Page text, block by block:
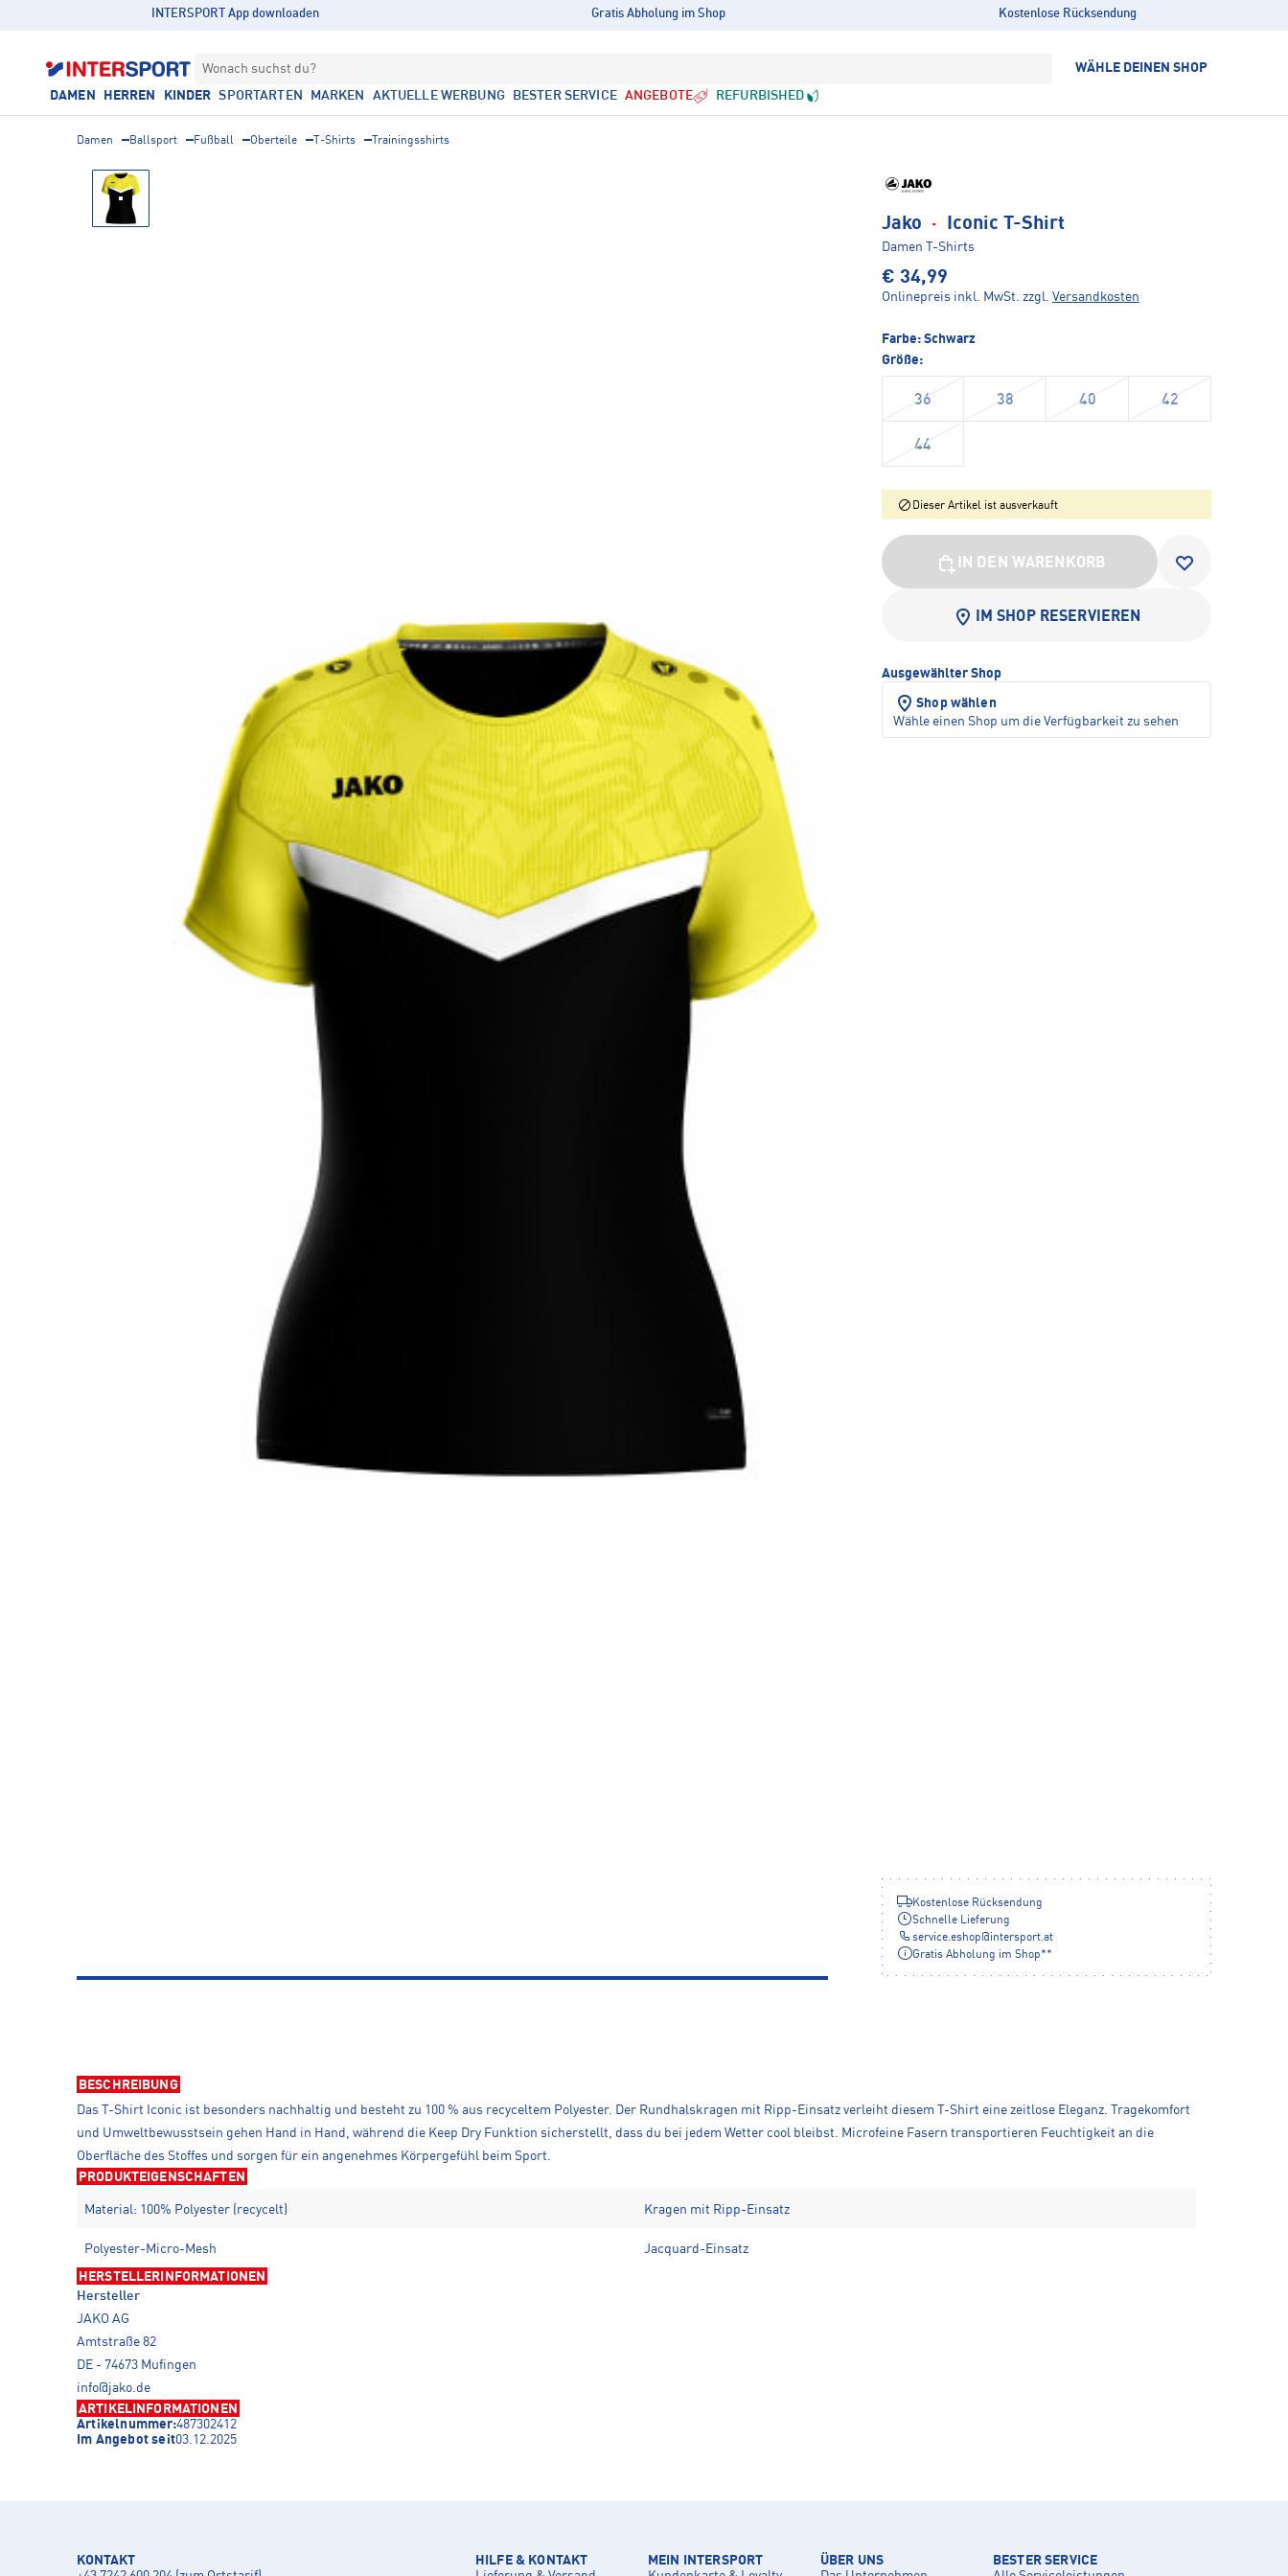
INTERSPORT App downloaden Gratis Abholung im Shop Kostenlose Rücksendung
Wonach suchst du? WÄHLE DEINEN SHOP
DAMEN HERREN KINDER SPORTARTEN MARKEN AKTUELLE WERBUNG BESTER SERVICE ANGEBOTE REFURBISHED
Damen Ballsport Fußball Oberteile T-Shirts Trainingsshirts
Jako · Iconic T-Shirt
Damen T-Shirts
€ 34,99
Onlinepreis inkl. MwSt. zzgl. Versandkosten
Farbe: Schwarz
Größe:
36 38 40 42
44
Dieser Artikel ist ausverkauft
IN DEN WARENKORB
IM SHOP RESERVIEREN
Ausgewählter Shop
Shop wählen
Wähle einen Shop um die Verfügbarkeit zu sehen
Kostenlose Rücksendung
Schnelle Lieferung
service.eshop@ intersport.at
Gratis Abholung im Shop**
BESCHREIBUNG
Das T-Shirt Iconic ist besonders nachhaltig und besteht zu 100 % aus recyceltem Polyester. Der Rundhalskragen mit Ripp-Einsatz verleiht diesem T-Shirt eine zeitlose Eleganz. Tragekomfort
und Umweltbewusstsein gehen Hand in Hand, während die Keep Dry Funktion sicherstellt, dass du bei jedem Wetter cool bleibst. Microfeine Fasern transportieren Feuchtigkeit an die
Oberfläche des Stoffes und sorgen für ein angenehmes Körpergefühl beim Sport.
PRODUKTEIGENSCHAFTEN
Material: 100% Polyester (recycelt) Kragen mit Ripp-Einsatz
Polyester-Micro-Mesh Jacquard-Einsatz
HERSTELLERINFORMATIONEN
Hersteller
JAKO AG
Amtstraße 82
DE - 74673 Mufingen
info@jako.de
ARTIKELINFORMATIONEN
Artikelnummer:487302412
Im Angebot seit03.12.2025
KONTAKT
HILFE & KONTAKT
MEIN INTERSPORT
ÜBER UNS
BESTER SERVICE